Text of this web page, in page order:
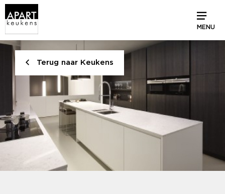
MENU
Terug naar Keukens